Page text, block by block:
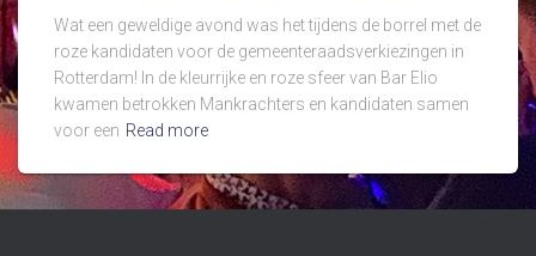
Wat een geweldige avond was het tijdens de borrel met de
roze kandidaten voor de gemeenteraadsverkiezingen in
Rotterdam! In de kleurrijke en roze sfeer van Bar Elio
kwamen betrokken Mankrachters en kandidaten samen
voor een Read more